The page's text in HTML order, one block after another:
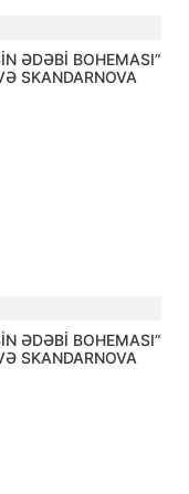
ƏDƏBİ BOHEMASI”
SKANDARNOVA
ƏDƏBİ BOHEMASI”
SKANDARNOVA